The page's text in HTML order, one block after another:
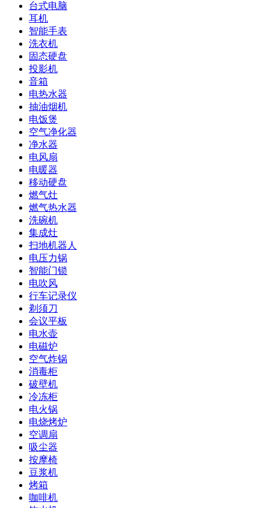
台式电脑
耳机
智能手表
洗衣机
固态硬盘
投影机
音箱
电热水器
抽油烟机
电饭煲
空气净化器
净水器
电风扇
电暖器
移动硬盘
燃气灶
燃气热水器
洗碗机
集成灶
扫地机器人
电压力锅
智能门锁
电吹风
行车记录仪
剃须刀
会议平板
电水壶
电磁炉
空气炸锅
消毒柜
破壁机
冷冻柜
电火锅
电烧烤炉
空调扇
吸尘器
按摩椅
豆浆机
烤箱
咖啡机